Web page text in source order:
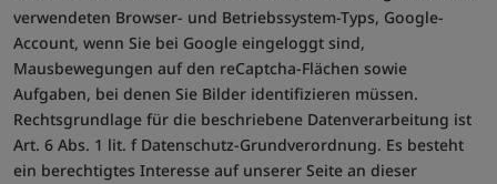
verwendeten Browser- und Betriebssystem-Typs, Google-
Account, wenn Sie bei Google eingeloggt sind,
Mausbewegungen auf den reCaptcha-Flächen sowie
Aufgaben, bei denen Sie Bilder identifizieren müssen.
Rechtsgrundlage für die beschriebene Datenverarbeitung ist
Art. 6 Abs. 1 lit. f Datenschutz-Grundverordnung. Es besteht
ein berechtigtes Interesse auf unserer Seite an dieser